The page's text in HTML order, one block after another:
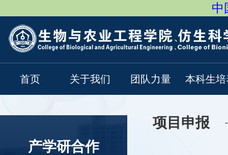
中
首页 关于我们 团队力量 本科生培
产学研合作
项目申报